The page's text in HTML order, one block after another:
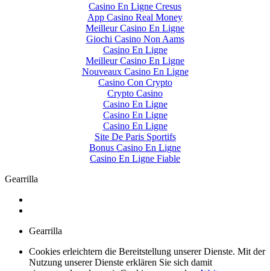
Casino En Ligne Cresus
App Casino Real Money
Meilleur Casino En Ligne
Giochi Casino Non Aams
Casino En Ligne
Meilleur Casino En Ligne
Nouveaux Casino En Ligne
Casino Con Crypto
Crypto Casino
Casino En Ligne
Casino En Ligne
Casino En Ligne
Site De Paris Sportifs
Bonus Casino En Ligne
Casino En Ligne Fiable
Gearrilla
Gearrilla
Cookies erleichtern die Bereitstellung unserer Dienste. Mit der
Nutzung unserer Dienste erklären Sie sich damit